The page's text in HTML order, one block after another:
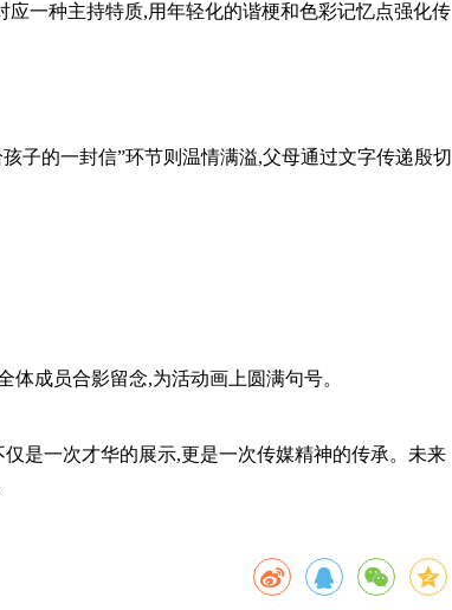
一种主持特质,用年轻化的谐梗和色彩记忆点强化传
子的一封信”环节则温情满溢,父母通过文字传递殷切
体成员合影留念,为活动画上圆满句号。
是一次才华的展示,更是一次传媒精神的传承。未来